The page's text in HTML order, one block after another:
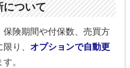
について
険期間や付保数、売買方
り、 オプションで自動更
。